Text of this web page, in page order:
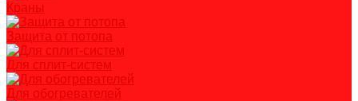
Краны
Защита от потопа
Для сплит-систем
Для обогревателей